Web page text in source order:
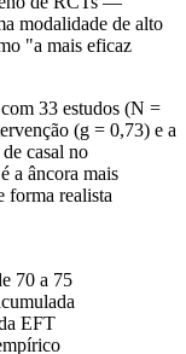
modalidade de alto
"a mais eficaz
33 estudos (N =
(g = 0,73) e a
casal no
a âncora mais
forma realista
70 a 75
EFT